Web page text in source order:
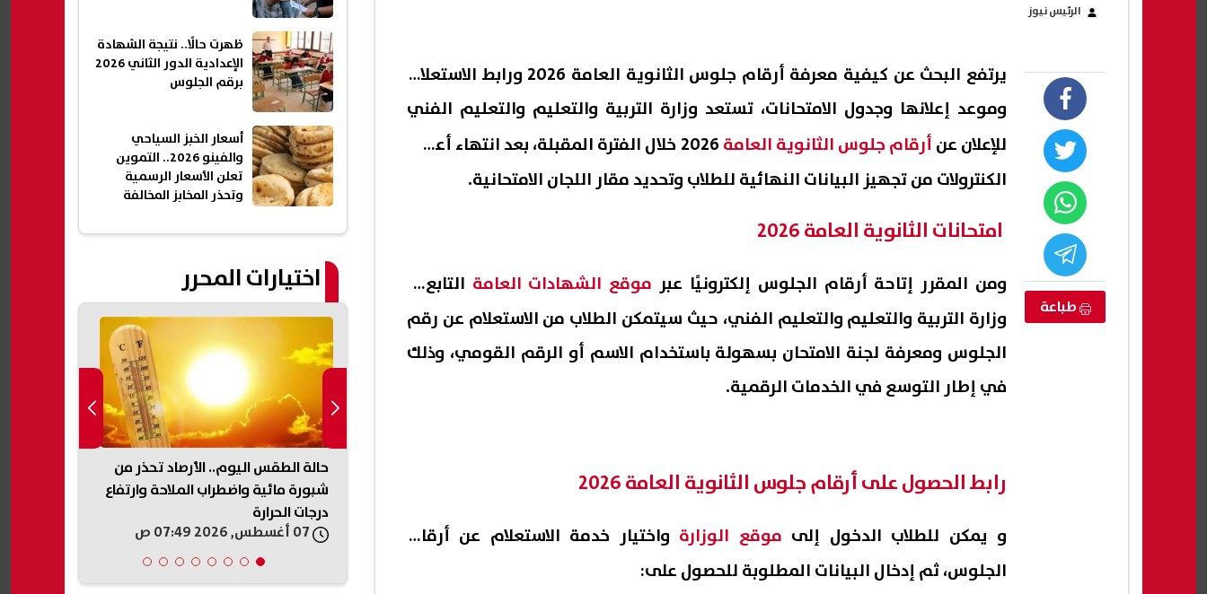
الرئيس نيوز
طباعة
يرتفع البحث عن كيفية معرفة أرقام جلوس الثانوية العامة 2026 ورابط الاستعلام
وموعد إعلانها وجدول الامتحانات، تستعد وزارة التربية والتعليم والتعليم الفني
للإعلان عنأرقام جلوس الثانوية العامة
2026 خلال الفترة المقبلة، بعد انتهاء أعمال
الكنترولات من تجهيز البيانات النهائية للطلاب وتحديد مقار اللجان الامتحانية.
امتحانات الثانوية العامة 2026
ومن المقرر إتاحة أرقام الجلوس إلكترونيًا عبر موقع الشهادات العامة التابع لـ
وزارة التربية والتعليم والتعليم الفني، حيث سيتمكن الطلاب من الاستعلام عن رقم
الجلوس ومعرفة لجنة الامتحان بسهولة باستخدام الاسم أو الرقم القومي، وذلك
في إطار التوسع في الخدمات الرقمية.
رابط الحصول على أرقام جلوس الثانوية العامة 2026
و يمكن للطلاب الدخول إلى موقع الوزارة واختيار خدمة الاستعلام عن أرقام
الجلوس، ثم إدخال البيانات المطلوبة للحصول على:
ظهرت حالًا.. نتيجة الشهادة
الإعدادية الدور الثاني 2026
برقم الجلوس
أسعار الخبز السياحي
والفينو 2026.. التموين
تعلن الأسعار الرسمية
وتحذر المخابز المخالفة
اختيارات المحرر
دمشق إلى قتيلين و14 مصابًا
تفاعل واسع مع استغاثة أب يبحث عن
أسرة لرعاية ابنته ومساعدتها على
تهديدًا متزايدًا من الطائرات المسيّرة
حالة الطقس اليوم.. الأرصاد تحذر من
شبورة مائية واضطراب الملاحة وارتفاع
درجات الحرارة